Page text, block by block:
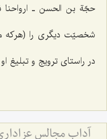
حجّة بن الحسن ـ ارواحنا
شخصیّت دیگری را (هرکه
در راستای ترویج و تبلیغ